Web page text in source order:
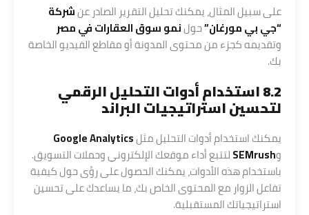
على سبيل المثال، يمكنك تحليل التقرير الصادر عنشركة
“جي بي مورغان”حولنمو سوق العقارات في مصر
وتقديمه كجزء من محتوى المدونة أو مقاطع الفيديو الخاصة
بك.
8.2 استخدام أدوات التحليل الرقمي
لتحسين استراتيجيات البراند
يمكنك استخدام أدوات التحليل مثلGoogle Analytics
وSEMrushلتتبع أداء موقعك الإلكتروني وحملات التسويق.
باستخدام هذه الأدوات، يمكنك الحصول على رؤى حول كيفية
تفاعل الزوار مع المحتوى الخاص بك، ما يساعدك على تحسين
استراتيجياتك المستقبلية.